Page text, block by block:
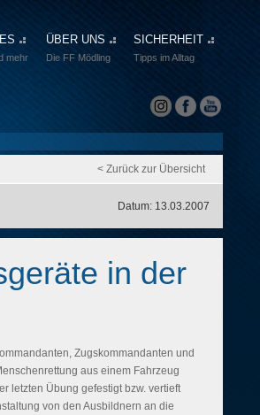
mehr
ÜBER UNS
Die FF Mödling
SICHERHEIT
Tipps im Alltag
< Zurück zur Übersicht
Datum: 13.03.2007
in der
Zugskommandanten und
aus einem Fahrzeug
letzten Übung gefestigt bzw. vertieft
von den Ausbildnern an die